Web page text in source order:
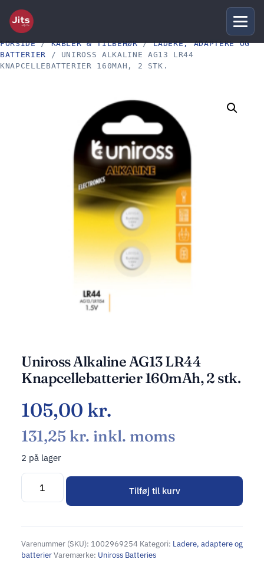
FORSIDE/KABLER & TILBEHØR/LADERE, ADAPTERE OG
BATTERIER / UNIROSS ALKALINE AG13 LR44
KNAPCELLEBATTERIER 160MAH, 2 STK.
Uniross Alkaline AG13 LR44
Knapcellebatterier 160mAh, 2 stk.
105,00 kr.
131,25 kr. inkl. moms
2 på lager
Tilføj til kurv
Alternative:
Varenummer (SKU): 1002969254 Kategori: Ladere, adaptere og
batterierVaremærke: Uniross Batteries